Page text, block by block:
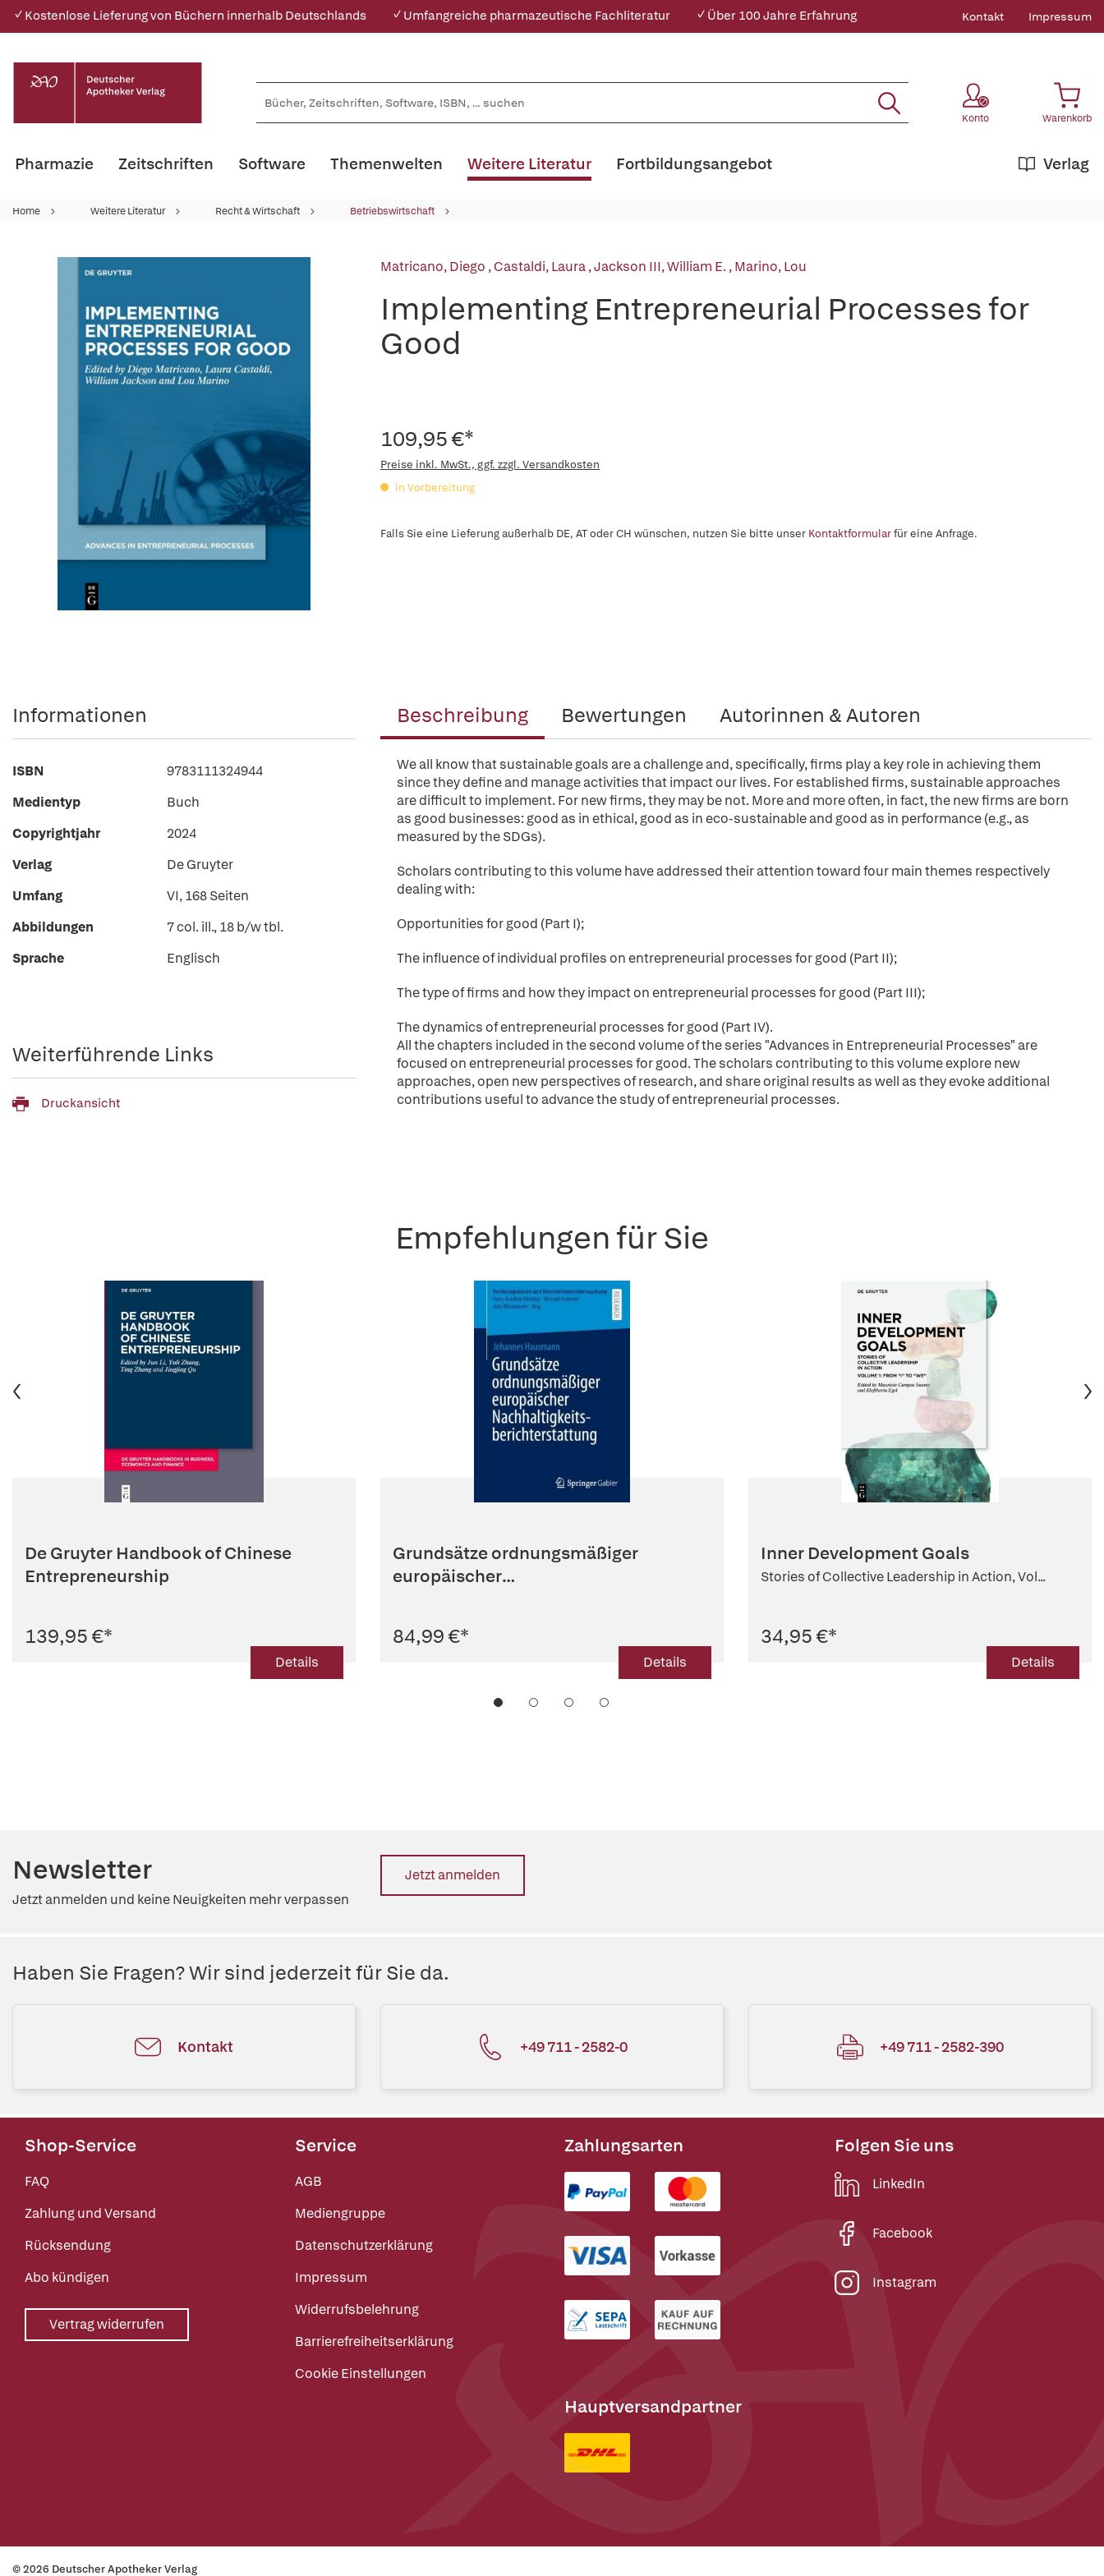
✓ Kostenlose Lieferung von Büchern innerhalb Deutschlands ✓ Umfangreiche pharmazeutische Fachliteratur ✓ Über 100 Jahre Erfahrung Kontakt Impressum
Konto Warenkorb
Pharmazie Zeitschriften Software Themenwelten Weitere Literatur Verlag
Fortbildungsangebot
Home Weitere Literatur Recht & Wirtschaft Betriebswirtschaft
Matricano, Diego ,Castaldi, Laura,Jackson III, William E.,Marino, Lou
Implementing Entrepreneurial Processes for
Good
109,95 €*
Preise inkl. MwSt., ggf. zzgl. Versandkosten
in Vorbereitung
Falls Sie eine Lieferung außerhalb DE, AT oder CH wünschen, nutzen Sie bitte unser Kontaktformularfür eine Anfrage.
Beschreibung Bewertungen Autorinnen & Autoren
We all know that sustainable goals are a challenge and, specifically, firms play a key role in achieving them
since they define and manage activities that impact our lives. For established firms, sustainable approaches
are difficult to implement. For new firms, they may be not. More and more often, in fact, the new firms are born
as good businesses: good as in ethical, good as in eco-sustainable and good as in performance (e.g., as
measured by the SDGs).
Scholars contributing to this volume have addressed their attention toward four main themes respectively
dealing with:
Opportunities for good (Part I);
The influence of individual profiles on entrepreneurial processes for good (Part II);
The type of firms and how they impact on entrepreneurial processes for good (Part III);
The dynamics of entrepreneurial processes for good (Part IV).
All the chapters included in the second volume of the series "Advances in Entrepreneurial Processes" are
focused on entrepreneurial processes for good. The scholars contributing to this volume explore new
approaches, open new perspectives of research, and share original results as well as they evoke additional
contributions useful to advance the study of entrepreneurial processes.
Informationen
ISBN
9783111324944
Medientyp
Buch
Copyrightjahr
2024
Verlag
De Gruyter
Umfang
VI, 168 Seiten
Abbildungen
7 col. ill., 18 b/w tbl.
Sprache
Englisch
Weiterführende Links
Druckansicht
Empfehlungen für Sie
De Gruyter Handbook of Chinese
Entrepreneurship
139,95 €*
Details
Grundsätze ordnungsmäßiger
europäischer
84,99 €*
Details
Inner Development Goals
Stories of Collective Leadership in Action, Vol...
34,95 €*
Details
Newsletter
Jetzt anmelden und keine Neuigkeiten mehr verpassen
Jetzt anmelden
Haben Sie Fragen? Wir sind jederzeit für Sie da.
Kontakt +49 711 - 2582-0 +49 711 - 2582-390
Shop-Service
FAQ
Zahlung und Versand
Rücksendung
Abo kündigen
Vertrag widerrufen
Service
AGB
Mediengruppe
Datenschutzerklärung
Impressum
Widerrufsbelehrung
Barrierefreiheitserklärung
Cookie Einstellungen
Zahlungsarten
Hauptversandpartner
Folgen Sie uns
LinkedIn
Facebook
Instagram
© 2026 Deutscher Apotheker Verlag